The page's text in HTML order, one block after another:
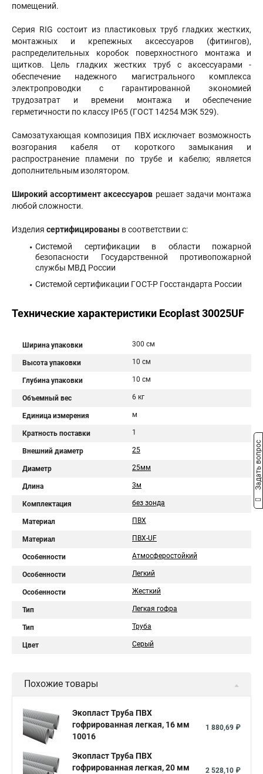
помещений.
Серия RIG cостоит из пластиковых труб гладких жестких,
монтажных и крепежных аксессуаров (фитингов),
распределительных коробок поверхностного монтажа и
щитков. Цель гладких жестких труб с аксессуарами -
обеспечение надежного магистрального комплекса
электропроводки с гарантированной экономией
трудозатрат и времени монтажа и обеспечение
герметичности по классу IP65 (ГОСТ 14254 МЭК 529).
Самозатухающая композиция ПВХ исключает возможность
возгорания кабеля от короткого замыкания и
распространение пламени по трубе и кабелю; является
дополнительным изолятором.
Широкий ассортимент аксессуаров решает задачи монтажа
любой сложности.
Изделия сертифицированы в соответствии с:
Системой сертификации в области пожарной
безопасности Государственной противопожарной
службы МВД России
Системой сертификации ГОСТ-Р Госстандарта России
Технические характеристики Ecoplast 30025UF
Ширина упаковки 300 см
Высота упаковки 10 см
Глубина упаковки 10 см
Объемный вес 6 кг
Единица измерения м
Кратность поставки 1
Внешний диаметр 25
Диаметр 25мм
Длина 3м
Комплектация без зонда
Материал ПВХ
Материал ПВХ-UF
Особенности Атмосферостойкий
Особенности Легкий
Особенности Жесткий
Тип Легкая гофра
Тип Труба
Цвет Серый
Похожие товары
Экопласт Труба ПВХ
гофрированная легкая, 16 мм
10016
1 880,69 ₽
Экопласт Труба ПВХ
гофрированная легкая, 20 мм
2 528,10 ₽
Задать вопрос